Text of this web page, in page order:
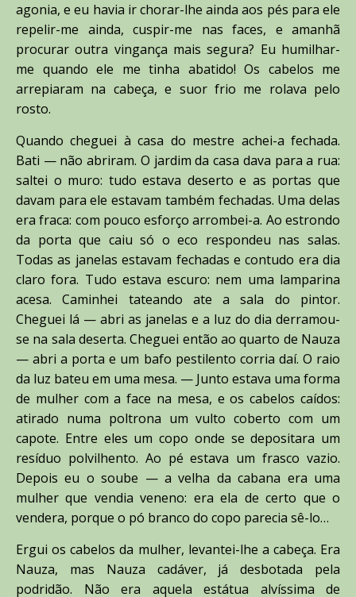
agonia, e eu havia ir chorar-lhe ainda aos pés para ele
repelir-me ainda, cuspir-me nas faces, e amanhã
procurar outra vingança mais segura? Eu humilhar-
me quando ele me tinha abatido! Os cabelos me
arrepiaram na cabeça, e suor frio me rolava pelo
rosto.
Quando cheguei à casa do mestre achei-a fechada.
Bati — não abriram. O jardim da casa dava para a rua:
saltei o muro: tudo estava deserto e as portas que
davam para ele estavam também fechadas. Uma delas
era fraca: com pouco esforço arrombei-a. Ao estrondo
da porta que caiu só o eco respondeu nas salas.
Todas as janelas estavam fechadas e contudo era dia
claro fora. Tudo estava escuro: nem uma lamparina
acesa. Caminhei tateando ate a sala do pintor.
Cheguei lá — abri as janelas e a luz do dia derramou-
se na sala deserta. Cheguei então ao quarto de Nauza
— abri a porta e um bafo pestilento corria daí. O raio
da luz bateu em uma mesa. — Junto estava uma forma
de mulher com a face na mesa, e os cabelos caídos:
atirado numa poltrona um vulto coberto com um
capote. Entre eles um copo onde se depositara um
resíduo polvilhento. Ao pé estava um frasco vazio.
Depois eu o soube — a velha da cabana era uma
mulher que vendia veneno: era ela de certo que o
vendera, porque o pó branco do copo parecia sê-lo…
Ergui os cabelos da mulher, levantei-lhe a cabeça. Era
Nauza, mas Nauza cadáver, já desbotada pela
podridão. Não era aquela estátua alvíssima de